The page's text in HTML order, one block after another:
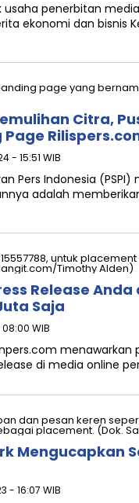
usaha penerbitan
ekonomi dan bisnis
Citra,
Page
- 15:51 WIB
Pers Indonesia
adalah
Release Anda
Saja
WIB
di media online
Mengucapkan
- 16:07 WIB